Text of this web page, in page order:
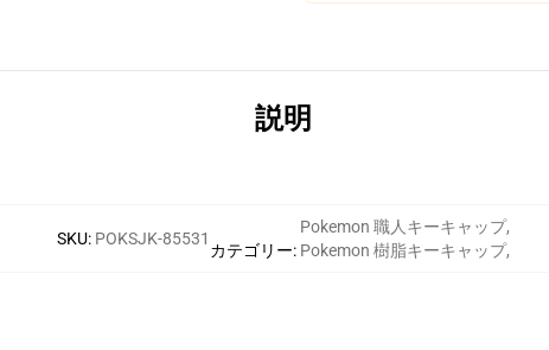
説明
SKU: POKSJK-85531
カテゴリー:
Pokemon 職人キーキャップ,
Pokemon 樹脂キーキャップ,